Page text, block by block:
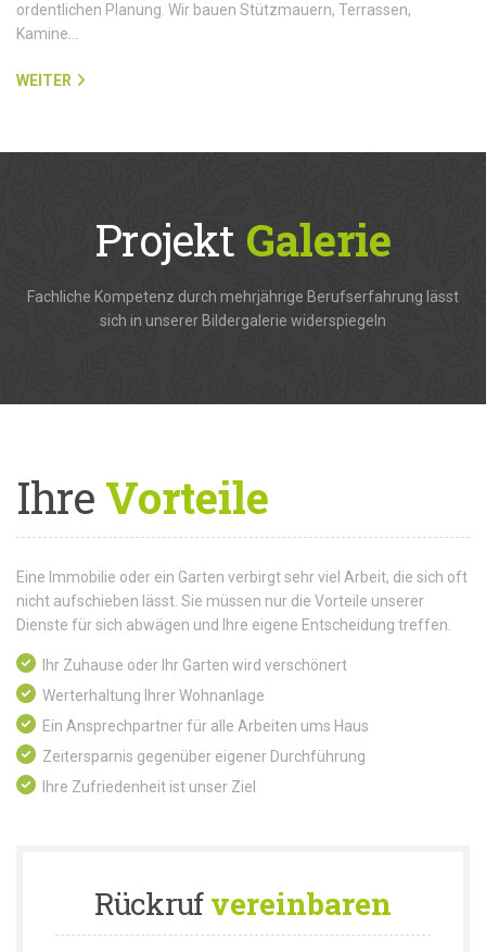
ordentlichen Planung. Wir bauen Stützmauern, Terrassen,
Kamine…
WEITER
Projekt Galerie
Fachliche Kompetenz durch mehrjährige Berufserfahrung lässt
sich in unserer Bildergalerie widerspiegeln
IhreVorteile
Eine Immobilie oder ein Garten verbirgt sehr viel Arbeit, die sich oft
nicht aufschieben lässt. Sie müssen nur die Vorteile unserer
Dienste für sich abwägen und Ihre eigene Entscheidung treffen.
Ihr Zuhause oder Ihr Garten wird verschönert
Werterhaltung Ihrer Wohnanlage
Ein Ansprechpartner für alle Arbeiten ums Haus
Zeitersparnis gegenüber eigener Durchführung
Ihre Zufriedenheit ist unser Ziel
Rückrufvereinbaren